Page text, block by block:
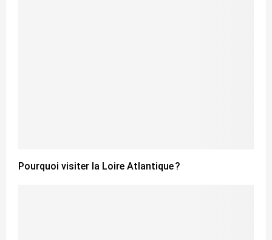
Pourquoi visiter la Loire Atlantique ?